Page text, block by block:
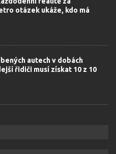
otázek ukáže, kdo má
autech v dobách
řidiči musí získat 10 z 10